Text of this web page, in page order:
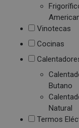
Vinotecas
Cocinas
Butano
Natural
Termos